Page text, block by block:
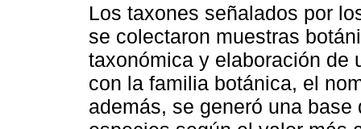
Los taxones señalados por
se colectaron muestras
taxonómica y elaboración de
con la familia botánica, el
además, se generó una